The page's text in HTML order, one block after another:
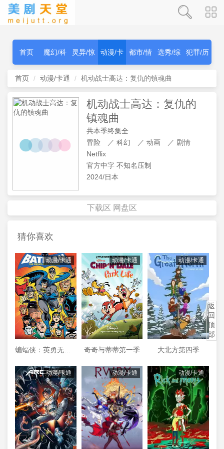
首页 魔幻/科
幻
灵异/惊
秫
动漫/卡
通
都市/情
感
选秀/综
艺
犯罪/历
首页 动漫/卡通 机动战士高达：复仇的镇魂曲
机动战士高达：复仇的
镇魂曲
共本季终集全
冒险
／ 科幻 ／ 动画 ／ 剧情
Netflix
官方中字 不知名压制
2024/日本
下载区 网盘区
猜你喜欢
动漫/卡通
蝙蝠侠：英勇无畏第二季
动漫/卡通
奇奇与蒂蒂第一季
动漫/卡通
大北方第四季
动漫/卡通 动漫/卡通 动漫/卡通
返
回
顶
部